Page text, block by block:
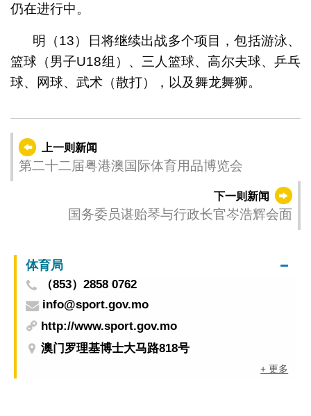
仍在进行中。
明（13）日将继续出战多个项目，包括游泳、
篮球（男子U18组）、三人篮球、高尔夫球、乒乓
球、网球、武术（散打），以及舞龙舞狮。
上一则新闻
第二十二届粤港澳国际体育用品博览会
下一则新闻
国务委员谌贻琴与行政长官岑浩辉会面
体育局
（853）2858 0762
info@sport.gov.mo
http://www.sport.gov.mo
澳门罗理基博士大马路818号
+ 更多